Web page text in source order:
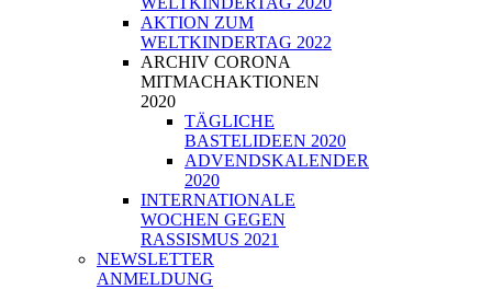
AKTION ZUM
WELTKINDERTAG 2022
ARCHIV CORONA
MITMACHAKTIONEN
2020
TÄGLICHE
BASTELIDEEN 2020
ADVENDSKALENDER
2020
INTERNATIONALE
WOCHEN GEGEN
RASSISMUS 2021
NEWSLETTER
ANMELDUNG